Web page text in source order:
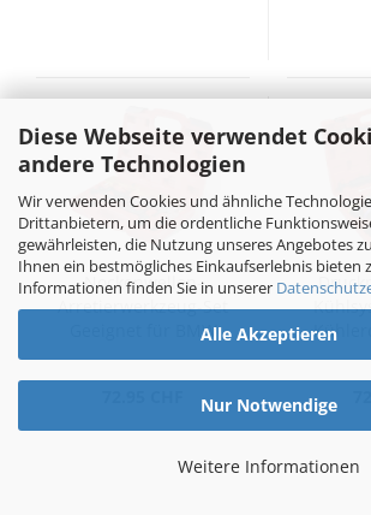
Diese Webseite verwendet
andere Technologien
Wir verwenden Cookies und ähnliche
Drittanbietern, um die ordentliche
gewährleisten, die Nutzung unseres Angebotes
Ihnen ein bestmögliches Einkaufserlebnis bieten
Informationen finden Sie in unserer
Alle Akzeptieren
Nur Notwendige
Weitere Informationen
Nockenwellen-
Arretierwerkzeug-Set
Geeignet für BMW
N42 / N46